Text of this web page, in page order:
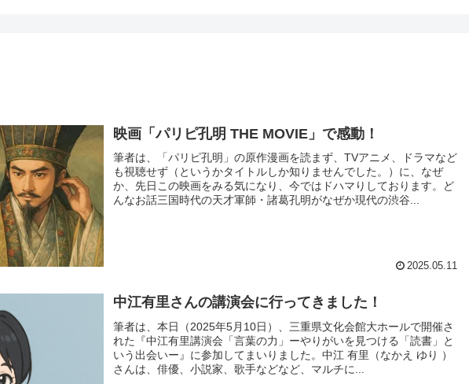
映画「パリピ孔明 THE MOVIE」で感動！
筆者は、「パリピ孔明」の原作漫画を読まず、TVアニメ、ドラマなど
も視聴せず（というかタイトルしか知りませんでした。）に、なぜ
か、先日この映画をみる気になり、今ではドハマりしております。ど
んなお話三国時代の天才軍師・諸葛孔明がなぜか現代の渋谷...
2025.05.11
中江有里さんの講演会に行ってきました！
筆者は、本日（2025年5月10日）、三重県文化会館大ホールで開催さ
れた『中江有里講演会「言葉の力」ーやりがいを見つける「読書」と
いう出会いー』に参加してまいりました。中江 有里（なかえ ゆり ）
さんは、俳優、小説家、歌手などなど、マルチに...